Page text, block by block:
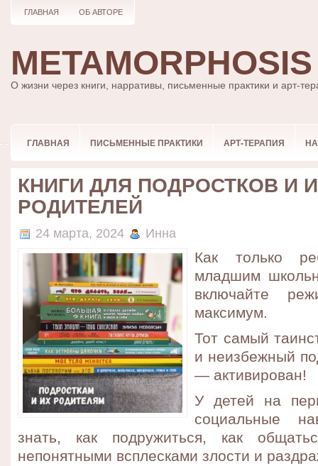
ГЛАВНАЯ ОБ АВТОРЕ
METAMORPHOSIS
О жизни через книги, нарративы, письменные практики и арт-
ГЛАВНАЯ ПИСЬМЕННЫЕ ПРАКТИКИ АРТ-ТЕРАПИЯ
КНИГИ ДЛЯ ПОДРОСТКОВ И
РОДИТЕЛЕЙ
24 марта, 2024 Инна
Как только
младшим
включайте
максимум.
Тот самый
и неизбежный
— активирован!
У детей на
социальные
знать, как подружиться, как
непонятными всплесками злости и